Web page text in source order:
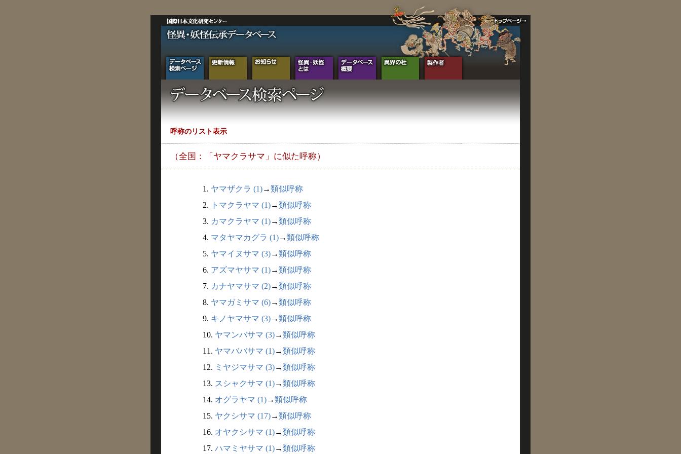
呼称のリスト表示
（全国：「ヤマクラサマ」に似た呼称）
1. ヤマザクラ (1)→類似呼称
2.
トマクラヤマ (1)→類似呼称
3. カマクラヤマ (1)→類似呼称
4. マタヤマカグラ (1)→類似呼称
5. ヤマイヌサマ (3)→類似呼称
6. アズマヤサマ (1)→類似呼称
7. カナヤマサマ (2)→類似呼称
8. ヤマガミサマ (6)→類似呼称
9. キノヤマサマ (3)→類似呼称
10. ヤマンバサマ (3)→類似呼称
11. ヤマババサマ (1)→類似呼称
12. ミヤジマサマ (3)→類似呼称
13. スシャクサマ (1)→類似呼称
14. オグラヤマ (1)→類似呼称
15. ヤクシサマ (17)→類似呼称
16. オヤクシサマ (1)→類似呼称
17. ハマミヤサマ (1)→類似呼称